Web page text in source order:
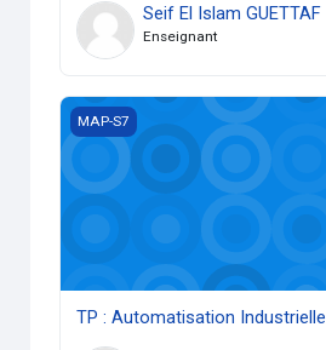
Seif El Islam GUETTAF
Enseignant
TP : Automatisation Industrielle
MAP-S7
TP : Automatisation Industrielle